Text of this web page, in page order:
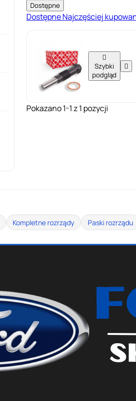
Dostępne
DostępneNajczęściej

Szybki
podgląd

Pokazano 1-1 z 1 pozycji
Kompletne rozrządy Paski rozrządu